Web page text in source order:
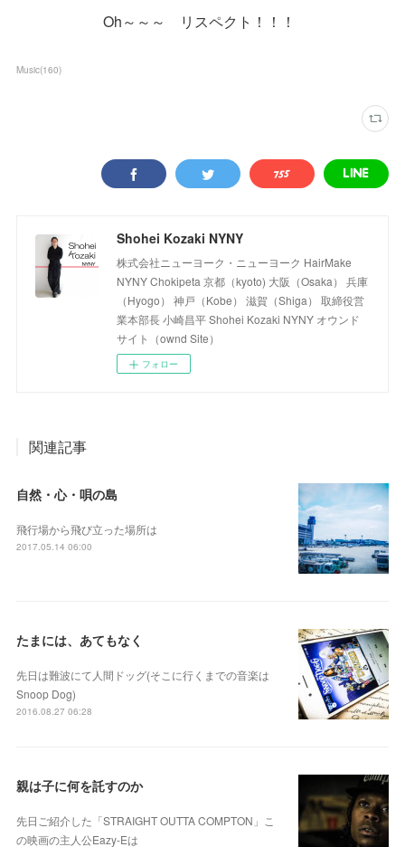
Oh～～～ リスペクト！！！
Music(160)
Shohei Kozaki NYNY
株式会社ニューヨーク・ニューヨーク HairMake
NYNY Chokipeta 京都（kyoto) 大阪（Osaka） 兵庫
（Hyogo） 神戸（Kobe） 滋賀（Shiga） 取締役営
業本部長 小崎昌平 Shohei Kozaki NYNY オウンド
サイト（ownd Site）
フォロー
関連記事
自然・心・唄の島
飛行場から飛び立った場所は
2017.05.14 06:00
たまには、あてもなく
先日は難波にて人間ドッグ(そこに行くまでの音楽は
Snoop Dog)
2016.08.27 06:28
親は子に何を託すのか
先日ご紹介した「STRAIGHT OUTTA COMPTON」こ
の映画の主人公Eazy-Eは